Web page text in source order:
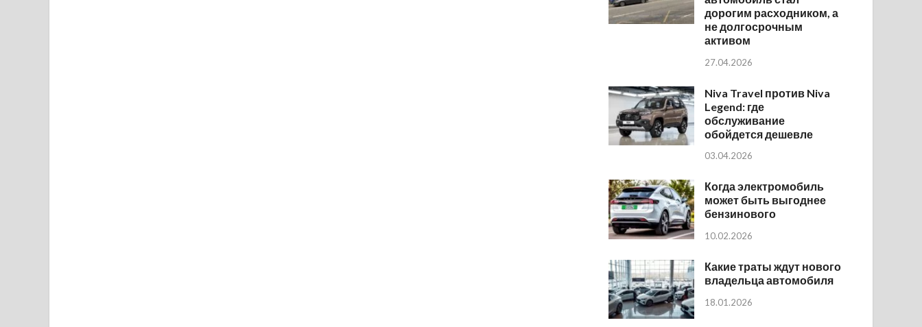
дорогим расходником, а
не долгосрочным
активом
27.04.2026
Niva Travel против Niva
Legend: где
обслуживание
обойдется дешевле
03.04.2026
Когда электромобиль
может быть выгоднее
бензинового
10.02.2026
Какие траты ждут нового
владельца автомобиля
18.01.2026